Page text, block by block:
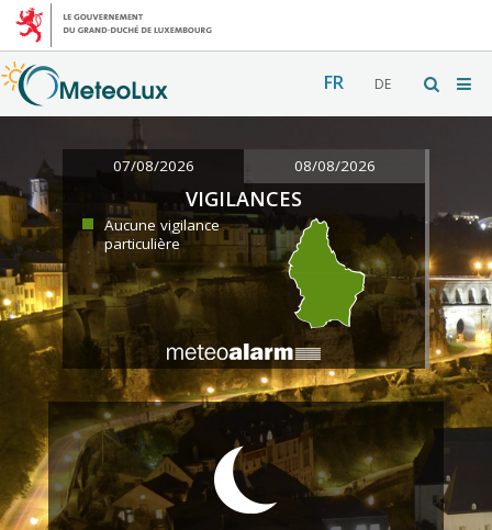
FR DE
07/08/2026 08/08/2026
VIGILANCES
Aucune vigilance
particulière